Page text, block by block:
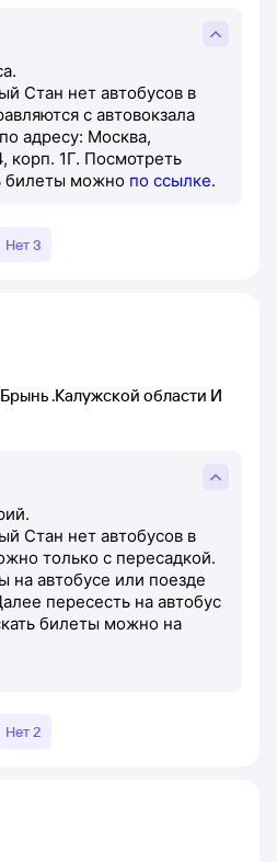
Стан нет автобусов в
с автовокзала
адресу: Москва,
корп. 1Г. Посмотреть
билеты можно по ссылке.
Нет 3
.Калужской области И
Стан нет автобусов в
только с пересадкой.
на автобусе или поезде
пересесть на автобус
билеты можно на
Нет 2